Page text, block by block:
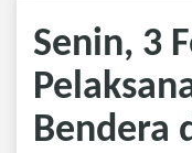
Senin, 3
Bendera